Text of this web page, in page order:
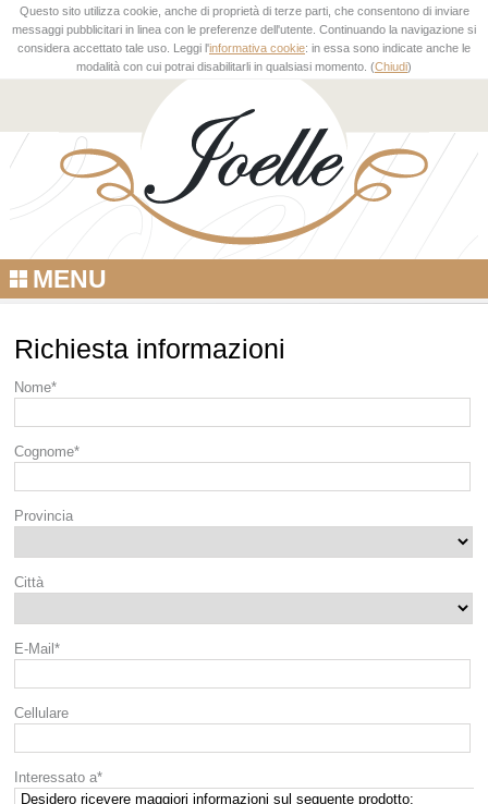
Questo sito utilizza cookie, anche di proprietà di terze parti, che consentono di inviare
messaggi pubblicitari in linea con le preferenze dell'utente. Continuando la navigazione si
considera accettato tale uso. Leggi l'informativa cookie: in essa sono indicate anche le
modalità con cui potrai disabilitarli in qualsiasi momento. (Chiudi)
MENU
Richiesta informazioni
Nome*
Cognome*
Provincia
Città
E-Mail*
Cellulare
Interessato a*